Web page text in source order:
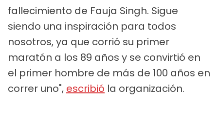
fallecimiento de Fauja Singh. Sigue
siendo una inspiración para todos
nosotros, ya que corrió su primer
maratón a los 89 años y se convirtió en
el primer hombre de más de 100 años en
correr uno", escribió la organización.